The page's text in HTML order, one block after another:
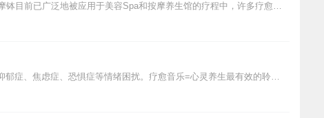
2块钱，你能得到什么？▼1次全身心的深度按摩钵目前已广泛地被应用于美容Spa和按摩养生馆的疗程中，许多疗愈师使用铜钵在身体上，发现5分钟铜钵按摩的深度放松，效...
听心灵疗愈音乐，解忧心理，放空身心，走出抑郁症、焦虑症、恐惧症等情绪困扰。疗愈音乐=心灵养生最有效的聆听建议：步骤一、选择安静的环境，闭目静卧或坐。步骤二、根据...